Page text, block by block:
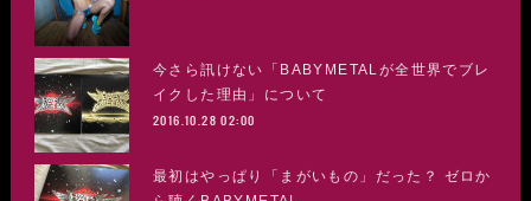
今さら訊けない「BABYMETALが全世界でブレ
イクした理由」について
2016.10.28 02:00
最初はやっぱり「まがいもの」だった？ ゼロか